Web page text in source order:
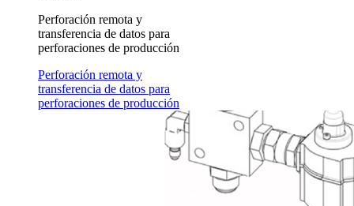
Perforación remota y
transferencia de datos para
perforaciones de producción
Perforación remota y
transferencia de datos para
perforaciones de producción